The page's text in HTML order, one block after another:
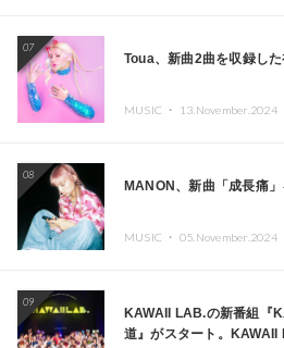
07
Toua、新曲2曲を収録し
MUSIC ・ 13.November.2024
08
MANON、新曲「成長痛
MUSIC ・ 05.November.2024
09
KAWAII LAB.の新番組『
道』がスタート。